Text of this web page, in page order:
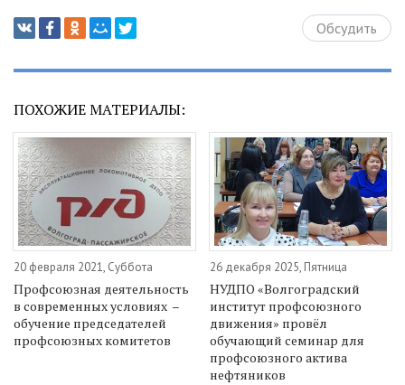
Обсудить
ПОХОЖИЕ МАТЕРИАЛЫ:
20 февраля 2021, Суббота
Профсоюзная деятельность
в современных условиях –
обучение председателей
профсоюзных комитетов
26 декабря 2025, Пятница
НУДПО «Волгоградский
институт профсоюзного
движения» провёл
обучающий семинар для
профсоюзного актива
нефтяников